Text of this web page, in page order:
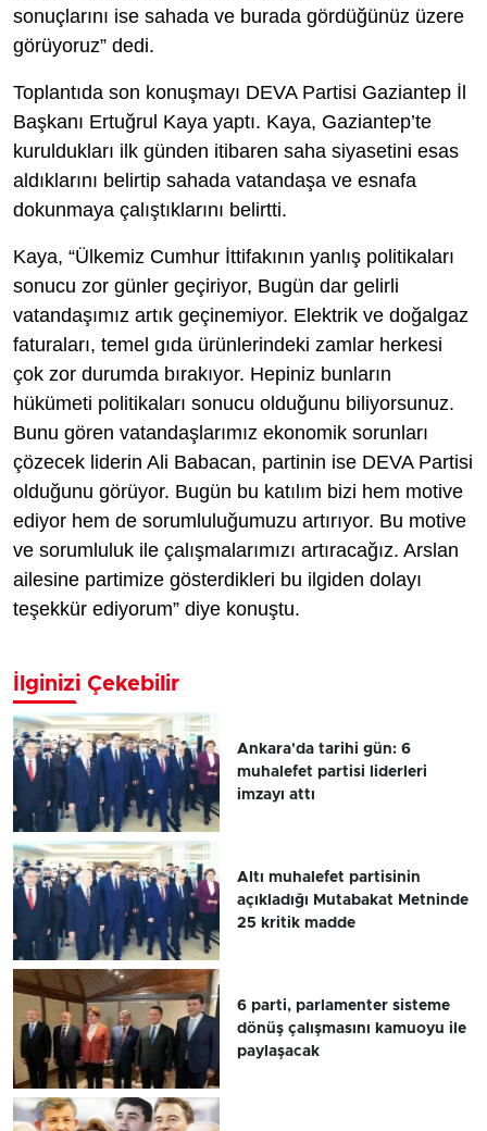
sonuçlarını ise sahada ve burada gördüğünüz üzere
görüyoruz” dedi.
Toplantıda son konuşmayı DEVA Partisi Gaziantep İl
Başkanı Ertuğrul Kaya yaptı. Kaya, Gaziantep’te
kuruldukları ilk günden itibaren saha siyasetini esas
aldıklarını belirtip sahada vatandaşa ve esnafa
dokunmaya çalıştıklarını belirtti.
Kaya, “Ülkemiz Cumhur İttifakının yanlış politikaları
sonucu zor günler geçiriyor, Bugün dar gelirli
vatandaşımız artık geçinemiyor. Elektrik ve doğalgaz
faturaları, temel gıda ürünlerindeki zamlar herkesi
çok zor durumda bırakıyor. Hepiniz bunların
hükümeti politikaları sonucu olduğunu biliyorsunuz.
Bunu gören vatandaşlarımız ekonomik sorunları
çözecek liderin Ali Babacan, partinin ise DEVA Partisi
olduğunu görüyor. Bugün bu katılım bizi hem motive
ediyor hem de sorumluluğumuzu artırıyor. Bu motive
ve sorumluluk ile çalışmalarımızı artıracağız. Arslan
ailesine partimize gösterdikleri bu ilgiden dolayı
teşekkür ediyorum” diye konuştu.
İlginizi Çekebilir
Ankara'da tarihi gün: 6
muhalefet partisi liderleri
imzayı attı
Altı muhalefet partisinin
açıkladığı Mutabakat Metninde
25 kritik madde
6 parti, parlamenter sisteme
dönüş çalışmasını kamuoyu ile
paylaşacak